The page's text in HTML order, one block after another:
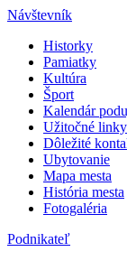
Návštevník
Historky
Pamiatky
Kultúra
Šport
Kalendár
Užitočné linky
Dôležité
Ubytovanie
Mapa mesta
História mesta
Fotogaléria
Podnikateľ